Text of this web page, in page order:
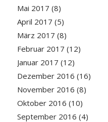
Mai 2017 (8)
April 2017 (5)
März 2017 (8)
Februar 2017 (12)
Januar 2017 (12)
Dezember 2016 (16)
November 2016 (8)
Oktober 2016 (10)
September 2016 (4)